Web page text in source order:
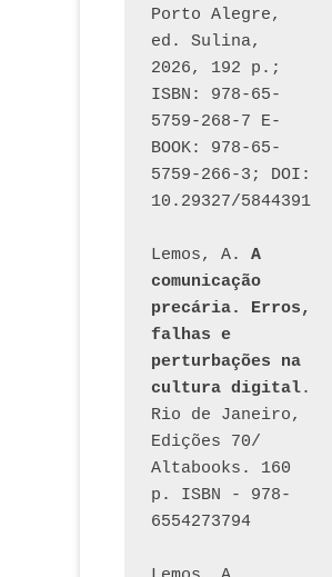
Porto Alegre,
ed. Sulina,
2026, 192 p.;
ISBN: 978-65-
5759-268-7 E-
BOOK: 978-65-
5759-266-3; DOI:
10.29327/5844391
Lemos, A. A
comunicação
precária. Erros,
falhas e
perturbações na
cultura digital.
Rio de Janeiro,
Edições 70/
Altabooks. 160
p. ISBN - 978-
6554273794